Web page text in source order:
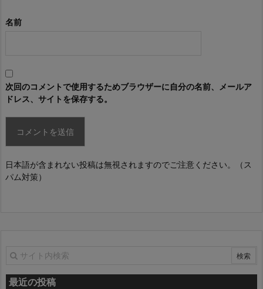
名前
次回のコメントで使用するためブラウザーに自分の名前、メールア
ドレス、サイトを保存する。
日本語が含まれない投稿は無視されますのでご注意ください。（ス
パム対策）
最近の投稿